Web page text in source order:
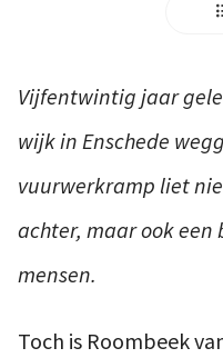
Vijfentwintig jaar
wijk in Enschede
vuurwerkramp liet
achter, maar ook een
mensen.
Toch is Roombeek